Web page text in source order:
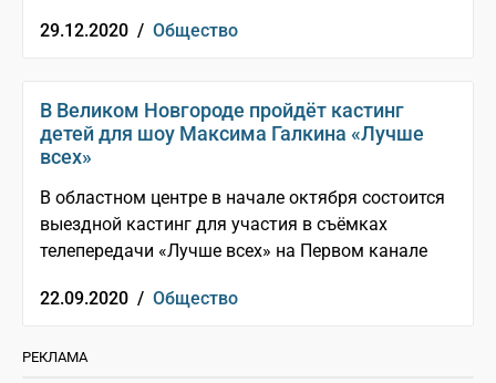
29.12.2020 / Общество
В Великом Новгороде пройдёт кастинг
детей для шоу Максима Галкина «Лучше
всех»
В областном центре в начале октября состоится
выездной кастинг для участия в съёмках
телепередачи «Лучше всех» на Первом канале
22.09.2020 / Общество
РЕКЛАМА